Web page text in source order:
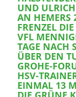
ND ULRICH
N HEMERS
RENZEL DIE
FL
AGE NACH
BER DEN
ROHE-
SV-
INMAL 13